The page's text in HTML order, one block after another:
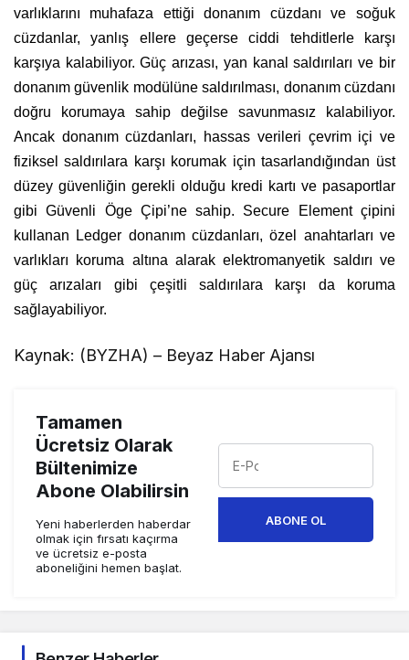
varlıklarını muhafaza ettiği donanım cüzdanı ve soğuk
cüzdanlar, yanlış ellere geçerse ciddi tehditlerle karşı
karşıya kalabiliyor. Güç arızası, yan kanal saldırıları ve bir
donanım güvenlik modülüne saldırılması, donanım cüzdanı
doğru korumaya sahip değilse savunmasız kalabiliyor.
Ancak donanım cüzdanları, hassas verileri çevrim içi ve
fiziksel saldırılara karşı korumak için tasarlandığından üst
düzey güvenliğin gerekli olduğu kredi kartı ve pasaportlar
gibi Güvenli Öge Çipi’ne sahip. Secure Element çipini
kullanan Ledger donanım cüzdanları, özel anahtarları ve
varlıkları koruma altına alarak elektromanyetik saldırı ve
güç arızaları gibi çeşitli saldırılara karşı da koruma
sağlayabiliyor.
Kaynak: (BYZHA) – Beyaz Haber Ajansı
Tamamen
Ücretsiz Olarak
Bültenimize
Abone Olabilirsin
Yeni haberlerden haberdar
olmak için fırsatı kaçırma
ve ücretsiz e-posta
aboneliğini hemen başlat.
ABONE OL